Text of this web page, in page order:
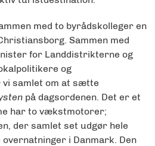
med to byrådskolleger en
Sammen med
for Landdistrikterne og
og
samlet om at sætte
på dagsordenen. Det er et
har to vækstmotorer;
der samlet set udgør hele
i Danmark. Den